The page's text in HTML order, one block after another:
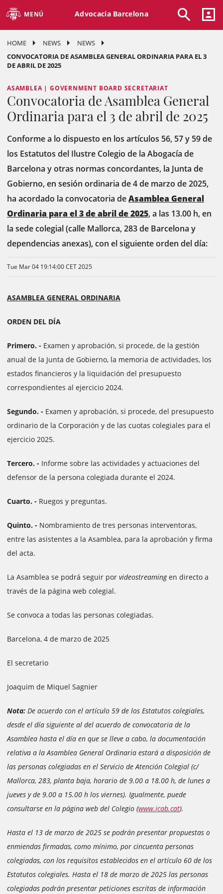
MENÚ Advocacia Barcelona
HOME NEWS
NEWS
CONVOCATORIA DE ASAMBLEA GENERAL ORDINARIA PARA EL 3
DE ABRIL DE 2025
ASAMBLEA | GOVERNMENT BOARD SECRETARIAT
Convocatoria de Asamblea General
Ordinaria para el 3 de abril de 2025
Conforme a lo dispuesto en los artículos 56, 57 y 59 de
los Estatutos del Ilustre Colegio de la Abogacía de
Barcelona y otras normas concordantes, la Junta de
Gobierno, en sesión ordinaria de 4 de marzo de 2025,
ha acordado la convocatoria deAsamblea General
Ordinaria para el 3 de abril de 2025, a las 13.00 h, en
la sede colegial (calle Mallorca, 283 de Barcelona y
dependencias anexas), con el siguiente orden del día:
Tue Mar 04 19:14:00 CET 2025
ASAMBLEA GENERAL ORDINARIA
ORDEN DEL DÍA
Primero. - Examen y aprobación, si procede, de la gestión
anual de la Junta de Gobierno, la memoria de actividades, los
estados financieros y la liquidación del presupuesto
correspondientes al ejercicio 2024.
Segundo. - Examen y aprobación, si procede, del presupuesto
ordinario de la Corporación y de las cuotas colegiales para el
ejercicio 2025.
Tercero. - Informe sobre las actividades y actuaciones del
defensor de la persona colegiada durante el 2024.
Cuarto. - Ruegos y preguntas.
Quinto. - Nombramiento de tres personas interventoras,
entre las asistentes a la Asamblea, para la aprobación y firma
del acta.
La Asamblea se podrá seguir por videostreamingen directo a
través de la página web colegial.
Se convoca a todas las personas colegiadas.
Barcelona, 4 de marzo de 2025
El secretario
Joaquim de Miquel Sagnier
Nota: De acuerdo con el artículo 59 de los Estatutos colegiales,
desde el día siguiente al del acuerdo de convocatoria de la
Asamblea hasta el día en que se lleve a cabo, la documentación
relativa a la Asamblea General Ordinaria estará a disposición de
las personas colegiadas en el Servicio de Atención Colegial (c/
Mallorca, 283, planta baja, horario de 9.00 a 18.00 h, de lunes a
jueves y de 9.00 a 15.00 h los viernes). Igualmente, puede
consultarse en la página web del Colegio (www.icab.cat).
Hasta el 13 de marzo de 2025 se podrán presentar propuestas o
enmiendas firmadas, como mínimo, por cincuenta personas
colegiadas, con los requisitos establecidos en el artículo 60 de los
Estatutos colegiales. Hasta el 18 de marzo de 2025 las personas
colegiadas podrán presentar peticiones escritas de información